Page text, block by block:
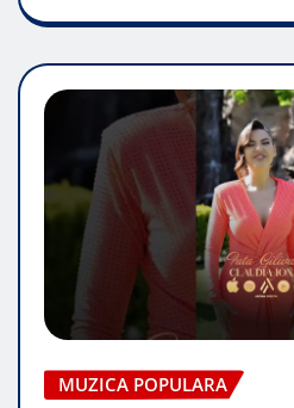
MUZICA POPULARA